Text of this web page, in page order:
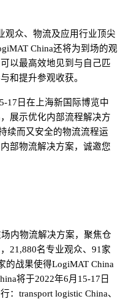
众、 物流及应用行业 顶尖
China还将为到场的观
以最高效地见到与自己匹
和提升参观收获。
5-1 7 日在上海新国际博览中
展示优化内部流程解决方
续而又安全的物流流程运
部物流解决方案，诚邀您
内物流解决方案，聚焦仓
21,880名专业观众、 91家
的战果使得LogiMAT China
将于2022年6月15-1 7 日
： transport logistic China、